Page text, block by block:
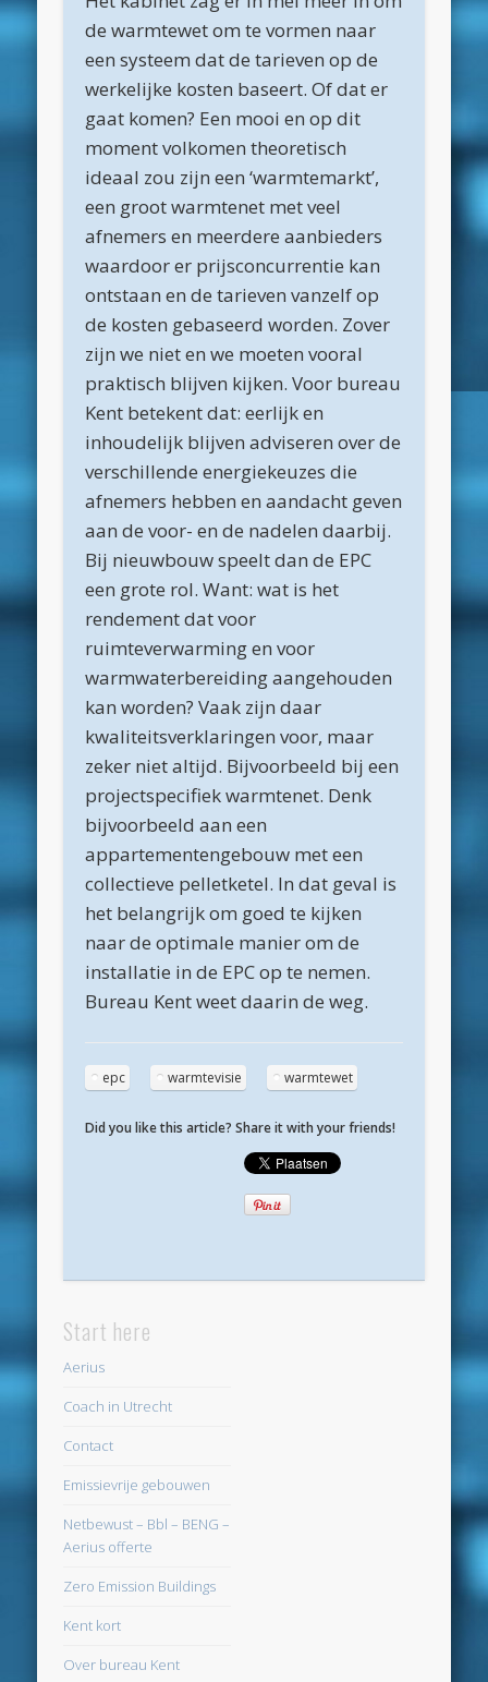
december 2015
november 2015
oktober 2015
september 2015
augustus 2015
juli 2015
juni 2015
mei 2015
april 2015
maart 2015
februari 2015
januari 2015
december 2014
november 2014
oktober 2014
september 2014
Categorieën
Geen categorie
Inloggen
Berichten feed
Reacties feed
WordPress.org
de warmtewet om te vormen naar
een systeem dat de tarieven op de
werkelijke kosten baseert. Of dat er
gaat komen? Een mooi en op dit
moment volkomen theoretisch
ideaal zou zijn een ‘warmtemarkt’,
een groot warmtenet met veel
afnemers en meerdere aanbieders
waardoor er prijsconcurrentie kan
ontstaan en de tarieven vanzelf op
de kosten gebaseerd worden. Zover
zijn we niet en we moeten vooral
praktisch blijven kijken. Voor bureau
Kent betekent dat: eerlijk en
inhoudelijk blijven adviseren over de
verschillende energiekeuzes die
afnemers hebben en aandacht geven
aan de voor- en de nadelen daarbij.
Bij nieuwbouw speelt dan de EPC
een grote rol. Want: wat is het
rendement dat voor
ruimteverwarming en voor
warmwaterbereiding aangehouden
kan worden? Vaak zijn daar
kwaliteitsverklaringen voor, maar
zeker niet altijd. Bijvoorbeeld bij een
projectspecifiek warmtenet. Denk
bijvoorbeeld aan een
appartementengebouw met een
collectieve pelletketel. In dat geval is
het belangrijk om goed te kijken
naar de optimale manier om de
installatie in de EPC op te nemen.
Bureau Kent weet daarin de weg.
epc warmtevisie warmtewet
Did you like this article? Share it with your friends!
Start here
Aerius
Coach in Utrecht
Contact
Emissievrije gebouwen
Netbewust – Bbl – BENG –
Aerius offerte
Zero Emission Buildings
Kent kort
Over bureau Kent